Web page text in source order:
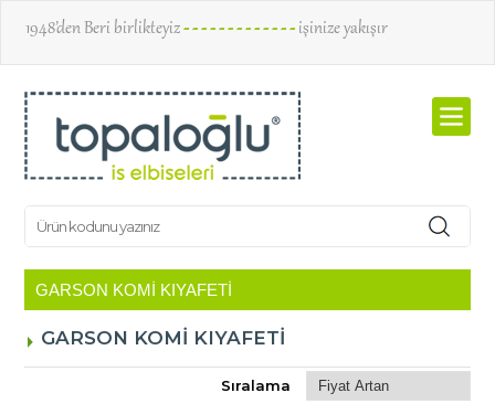
1948’den Beri birlikteyiz- - - - - - - - - - - - - işinize yakışır
GARSON KOMİ KIYAFETİ
Sıralama